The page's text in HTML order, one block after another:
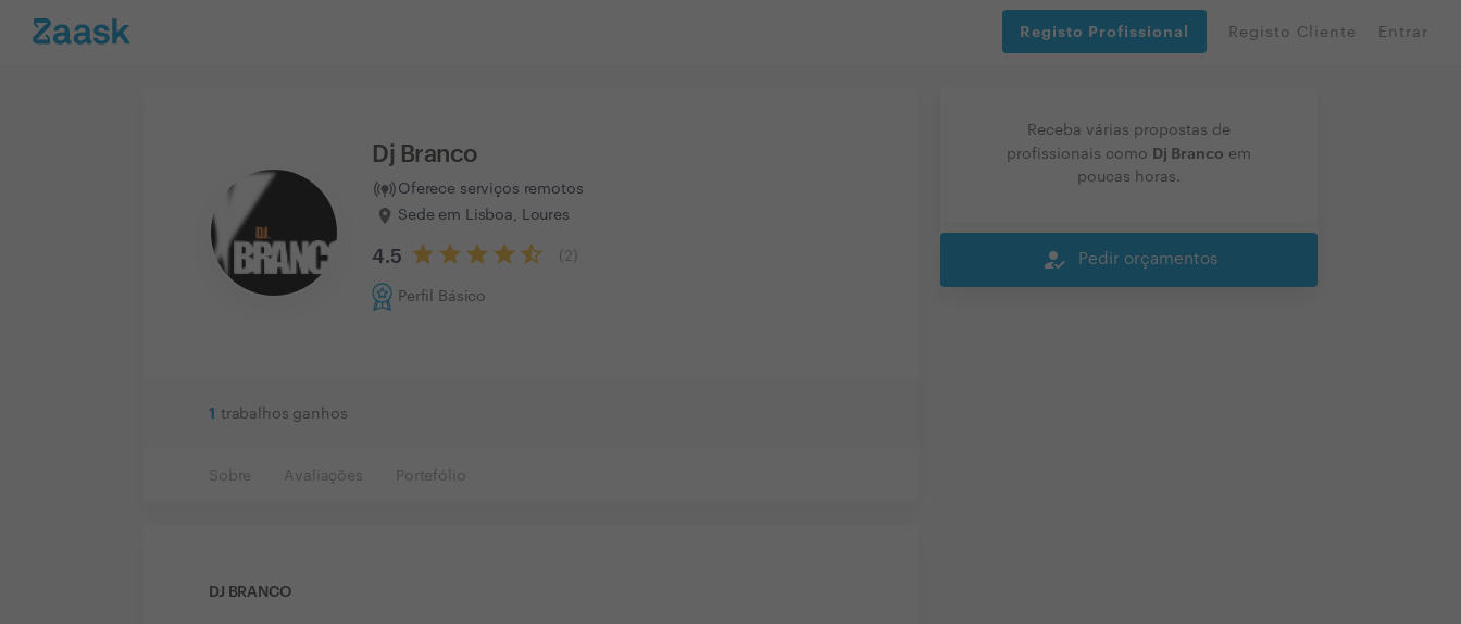
Registo Profissional Registo Cliente Entrar
Dj Branco
Oferece serviços remotos
Sede em Lisboa, Loures
4.5 ( 2
Perfil Básico
1 trabalhos ganhos
Sobre Avaliações Portefólio
DJ BRANCO
Receba várias propostas de
profissionais como Dj Branco em
poucas horas.
how_to_reg Pedir orçamentos